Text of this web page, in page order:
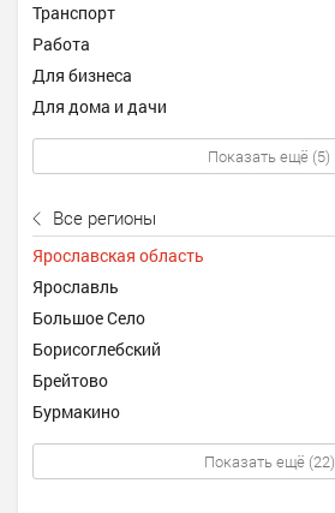
Транспорт
Работа
Для бизнеса
Для дома и дачи
Показать ещё (5)
Все регионы
Ярославская область
Ярославль
Большое Село
Борисоглебский
Брейтово
Бурмакино
Показать ещё (22)